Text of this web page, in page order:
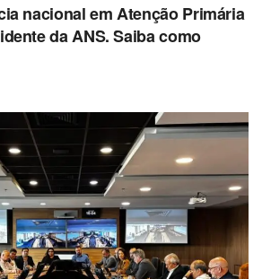
nacional em Atenção Primária
da ANS. Saiba como